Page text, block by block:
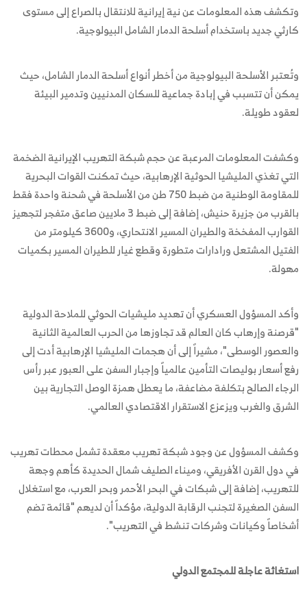
وتكشف هذه المعلومات عن نية إيرانية للانتقال بالصراع إلى مستوى
كارثي جديد باستخدام أسلحة الدمار الشامل البيولوجية.
وتُعتبر الأسلحة البيولوجية من أخطر أنواع أسلحة الدمار الشامل، حيث
يمكن أن تتسبب في إبادة جماعية للسكان المدنيين وتدمير البيئة
لعقود طويلة.
وكشفت المعلومات المرعبة عن حجم شبكة التهريب الإيرانية الضخمة
التي تغذي المليشيا الحوثية الإرهابية، حيث تمكنت القوات البحرية
للمقاومة الوطنية من ضبط 750 طن من الأسلحة في شحنة واحدة فقط
بالقرب من جزيرة حنيش، إضافة إلى ضبط 3 ملايين صاعق متفجر لتجهيز
القوارب المفخخة والطيران المسير الانتحاري، و3600 كيلومتر من
الفتيل المشتعل ورادارات متطورة وقطع غيار للطيران المسير بكميات
مهولة.
وأكد المسؤول العسكري أن تهديد مليشيات الحوثي للملاحة الدولية
"قرصنة وإرهاب كان العالم قد تجاوزها من الحرب العالمية الثانية
والعصور الوسطى"، مشيراً إلى أن هجمات المليشيا الإرهابية أدت إلى
رفع أسعار بوليصات التأمين عالمياً وإجبار السفن على العبور عبر رأس
الرجاء الصالح بتكلفة مضاعفة، ما يعطل همزة الوصل التجارية بين
الشرق والغرب ويزعزع الاستقرار الاقتصادي العالمي.
وكشف المسؤول عن وجود شبكة تهريب معقدة تشمل محطات تهريب
في دول القرن الأفريقي، وميناء الصليف شمال الحديدة كأهم وجهة
للتهريب، إضافة إلى شبكات في البحر الأحمر وبحر العرب، مع استغلال
السفن الصغيرة لتجنب الرقابة الدولية، مؤكداً أن لديهم "قائمة تضم
أشخاصاً وكيانات وشركات تنشط في التهريب".
استغاثة عاجلة للمجتمع الدولي